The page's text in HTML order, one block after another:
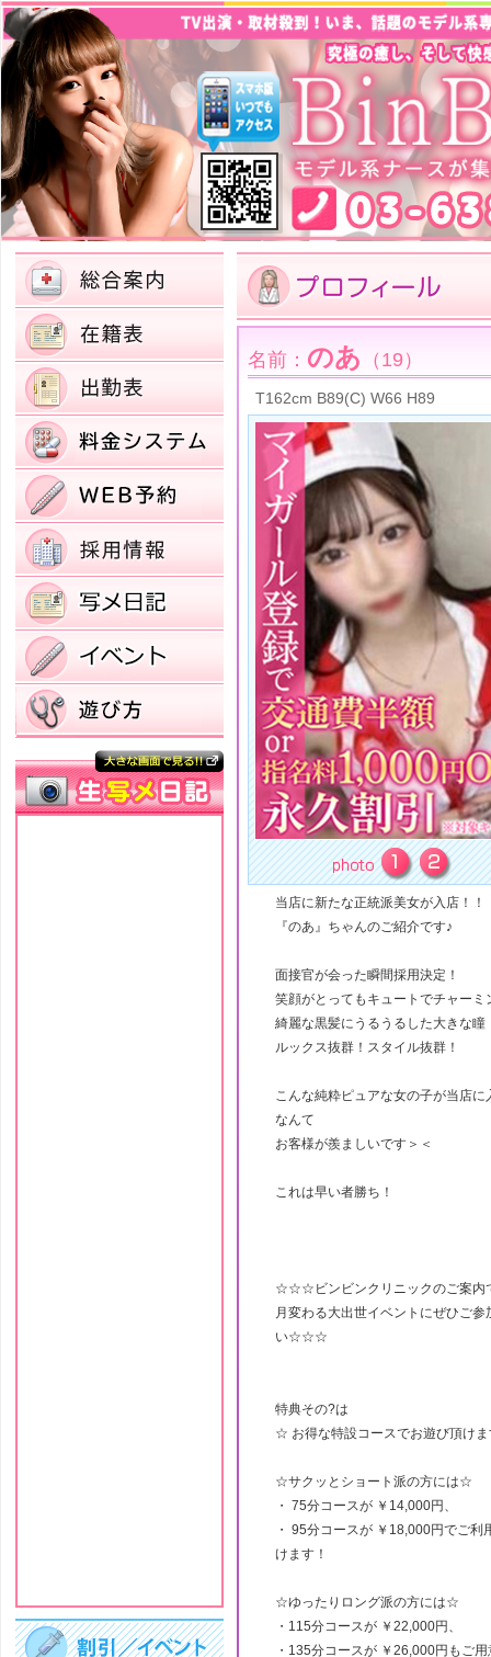
名前： のあ （19）
T162cm B89(C) W66 H89
当店に新たな正統派美女が入店！！
『のあ』ちゃんのご紹介です♪
面接官が会った瞬間採用決定！
笑顔がとってもキュートでチャーミ
綺麗な黒髪にうるうるした大きな瞳
ルックス抜群！スタイル抜群！
こんな純粋ピュアな女の子が当店に
なんて
お客様が羨ましいです＞＜
これは早い者勝ち！
☆☆☆ビンビンクリニックのご案内
月変わる大出世イベントにぜひご参
い☆☆☆
特典その?は
☆ お得な特設コースでお遊び頂け
☆サクッとショート派の方には☆
・ 75分コースが ￥14,000円、
・ 95分コースが ￥18,000円でご利
けます！
☆ゆったりロング派の方には☆
・115分コースが ￥22,000円、
・135分コースが ￥26,000円もご